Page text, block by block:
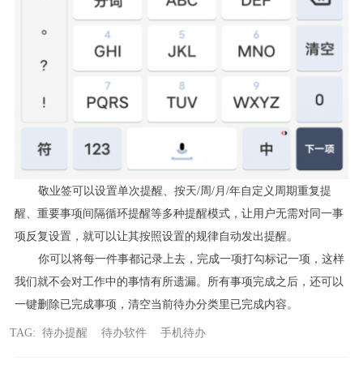
敬业签可以设置单次提醒、按天/周/月/年自定义周期重复提
醒、重要事项间隔循环提醒等多种提醒模式，让用户无需对同一事
项反复设置，就可以让其按照设置的规律自动发出提醒。
你可以将每一件事都记录上去，完成一项打勾标记一项，这样
我们就不会对工作中的事情有所遗漏。所有事项完成之后，还可以
一键删除已完成事项，清空当前待办分类里已完成内容。
TAG: 待办提醒 待办软件 手机待办